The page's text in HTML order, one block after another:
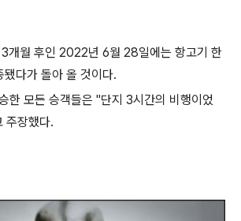
개월 후인 2022년 6월 28일에는 항고기 한
됐다가 돌아 올 것이다.
한 모든 승객들은 "단지 3시간의 비행이었
주장했다.